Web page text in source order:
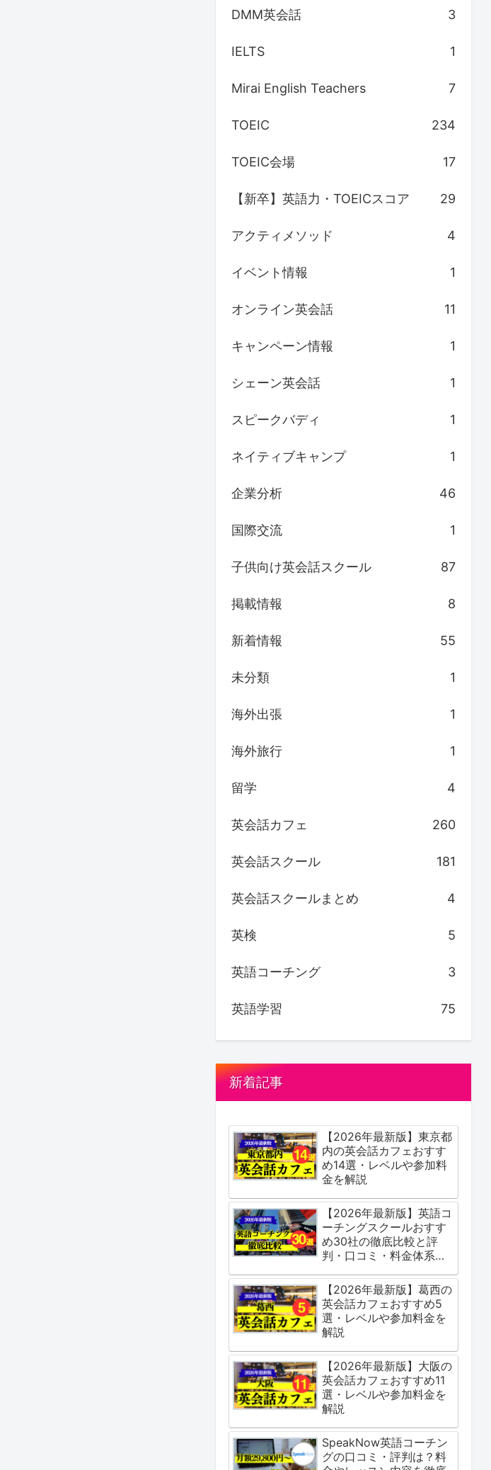
DMM英会話 3
IELTS 1
Mirai English Teachers 7
TOEIC 234
TOEIC会場 17
【新卒】英語力・TOEICスコア 29
アクティメソッド 4
イベント情報 1
オンライン英会話 11
キャンペーン情報 1
シェーン英会話 1
スピークバディ 1
ネイティブキャンプ 1
企業分析 46
国際交流 1
子供向け英会話スクール 87
掲載情報 8
新着情報 55
未分類 1
海外出張 1
海外旅行 1
留学 4
英会話カフェ 260
英会話スクール 181
英会話スクールまとめ 4
英検 5
英語コーチング 3
英語学習 75
新着記事
【2026年最新版】東京都
内の英会話カフェおすす
め14選・レベルや参加料
金を解説
【2026年最新版】英語コ
ーチングスクールおすす
め30社の徹底比較と評
判・口コミ・料金体系を
【2026年最新版】葛西の
英会話カフェおすすめ5
選・レベルや参加料金を
解説
【2026年最新版】大阪の
英会話カフェおすすめ11
選・レベルや参加料金を
解説
SpeakNow英語コーチン
グの口コミ・評判は？料